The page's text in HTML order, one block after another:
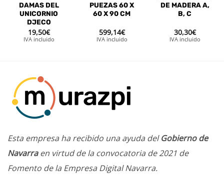
DAMAS DEL
UNICORNIO
DJECO
19,50€
IVA incluido
PUEZAS 60 X
60 X 90 CM
599,14€
IVA incluido
DE MADERA A,
B, C
30,30€
IVA incluido
Esta empresa ha recibido una ayuda delGobierno de
Navarraen virtud de la convocatoria de 2021 de
Fomento de la Empresa Digital Navarra.